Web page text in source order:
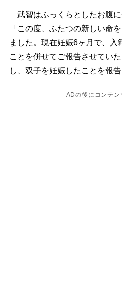
武智はふっくらとしたお腹
「この度、ふたつの新しい命
ました。現在妊娠6ヶ月で、入
ことを併せてご報告させてい
し、双子を妊娠したことを報告
ADの後にコンテン